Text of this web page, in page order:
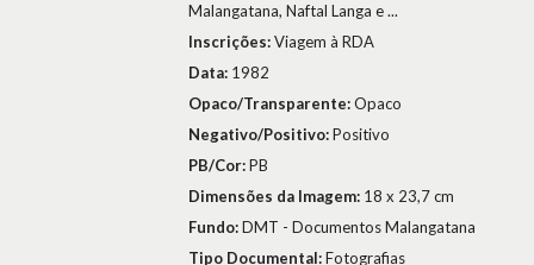
Malangatana, Naftal Langa e ...
Inscrições:Viagem à RDA
Data: 1982
Opaco/Transparente:Opaco
Negativo/Positivo:Positivo
PB/Cor:PB
Dimensões da Imagem: 18 x 23,7 cm
Fundo:DMT - Documentos Malangatana
Tipo Documental:Fotografias